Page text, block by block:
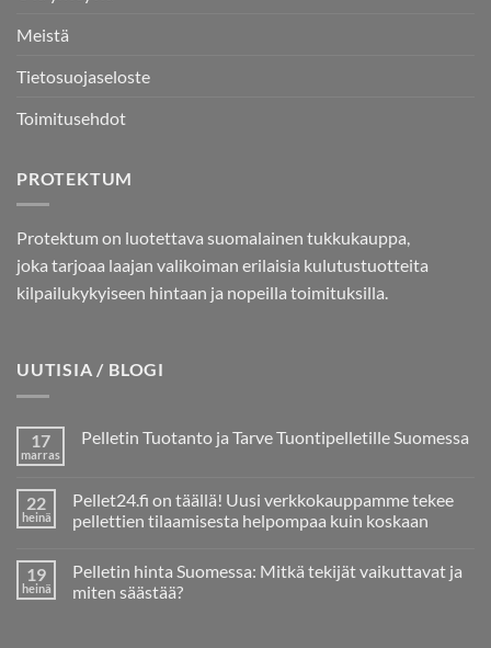
Meistä
Tietosuojaseloste
Toimitusehdot
PROTEKTUM
Protektum on luotettava suomalainen tukkukauppa,
joka tarjoaa laajan valikoiman erilaisia kulutustuotteita
kilpailukykyiseen hintaan ja nopeilla toimituksilla.
UUTISIA / BLOGI
17
marras
Pelletin Tuotanto ja Tarve Tuontipelletille Suomessa
Pelletin
Tuotanto
ja
Suomessa
22
heinä
Pellet24.fi on täällä! Uusi verkkokauppamme tekee
pellettien tilaamisesta helpompaa kuin koskaan
artikkeliin
Pellet24.fi
on
19
heinä
Pelletin hinta Suomessa: Mitkä tekijät vaikuttavat ja
miten säästää?